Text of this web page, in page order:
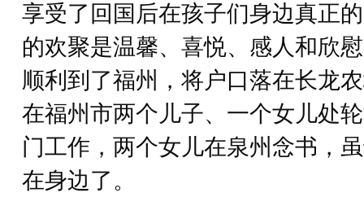
享受了回国后在孩子们身边真正
的欢聚是温馨、喜悦、感人和欣
顺利到了福州，将户口落在长龙
在福州市两个儿子、一个女儿处
门工作，两个女儿在泉州念书，
在身边了。